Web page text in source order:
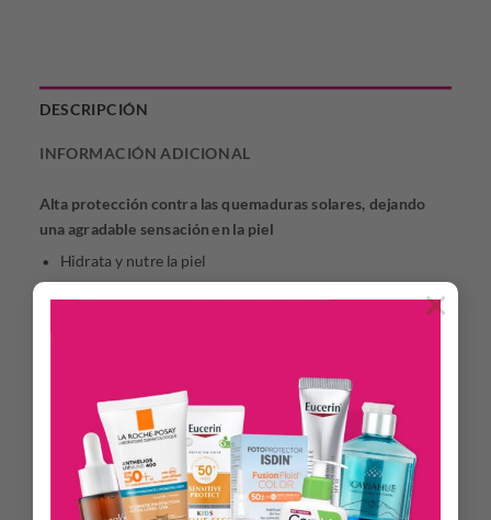
×
DESCRIPCIÓN
INFORMACIÓN ADICIONAL
Alta protección contra las quemaduras solares, dejando
una agradable sensación en la piel
Hidrata y nutre la piel
Ideal para pieles sensibles
Ingredientes principales
Vitamina E:efecto antioxidante y antiinflamatorio
Alantoína:acción queratolítica y regeneradora de la piel
Filtros solares